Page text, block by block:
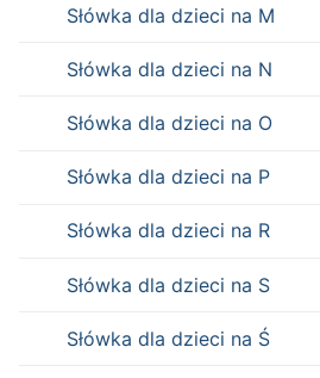
Słówka dla dzieci na M
Słówka dla dzieci na N
Słówka dla dzieci na O
Słówka dla dzieci na P
Słówka dla dzieci na R
Słówka dla dzieci na S
Słówka dla dzieci na Ś